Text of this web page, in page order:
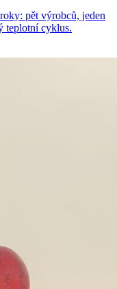
pět výrobců, jeden
teplotní cyklus.